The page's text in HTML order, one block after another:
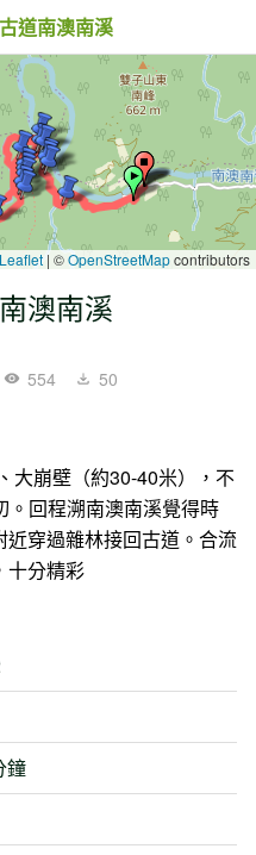
道南澳南溪
Leaflet | ©OpenStreetMapcontributors
澳南溪
554 50
大崩壁（約30-40米），不
回程溯南澳南溪覺得時
穿過雜林接回古道。合流
十分精彩
鐘